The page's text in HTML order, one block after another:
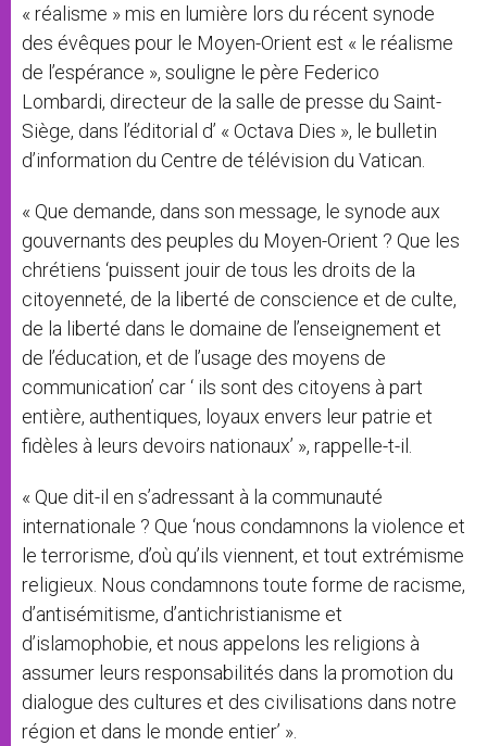
« réalisme » mis en lumière lors du récent synode
des évêques pour le Moyen-Orient est « le réalisme
de l’espérance », souligne le père Federico
Lombardi, directeur de la salle de presse du Saint-
Siège, dans l’éditorial d’ « Octava Dies », le bulletin
d’information du Centre de télévision du Vatican.
« Que demande, dans son message, le synode aux
gouvernants des peuples du Moyen-Orient ? Que les
chrétiens ‘puissent jouir de tous les droits de la
citoyenneté, de la liberté de conscience et de culte,
de la liberté dans le domaine de l’enseignement et
de l’éducation, et de l’usage des moyens de
communication’ car ‘ ils sont des citoyens à part
entière, authentiques, loyaux envers leur patrie et
fidèles à leurs devoirs nationaux’ », rappelle-t-il.
« Que dit-il en s’adressant à la communauté
internationale ? Que ‘nous condamnons la violence et
le terrorisme, d’où qu’ils viennent, et tout extrémisme
religieux. Nous condamnons toute forme de racisme,
d’antisémitisme, d’antichristianisme et
d’islamophobie, et nous appelons les religions à
assumer leurs responsabilités dans la promotion du
dialogue des cultures et des civilisations dans notre
région et dans le monde entier’ ».